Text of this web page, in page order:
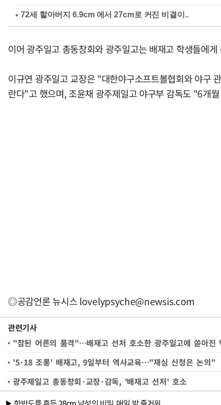
이어 광주일고 총동창회와 광주일고는 배재고 학생들에
이규연 광주일고 교장은 "대한야구소프트볼협회와 야구
란다"고 했으며, 조윤채 광주제일고 야구부 감독도 "6개
◎공감언론 뉴시스lovelypsyche@newsis.com
관련기사
"참된 어른의 품격"…배재고 선처 호소한 광주일고에 쏟아진
'5·18 조롱' 배재고, 9일부터 역사교육…"재심 신청은 논의"
광주제일고 총동창회·교장·감독, '배재고 선처' 호소